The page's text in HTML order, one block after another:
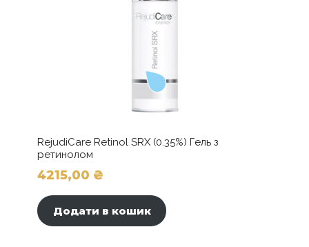
RejudiCare Retinol SRX (0.35%) Гель з
ретинолом
4215,00 ₴
Додати в кошик